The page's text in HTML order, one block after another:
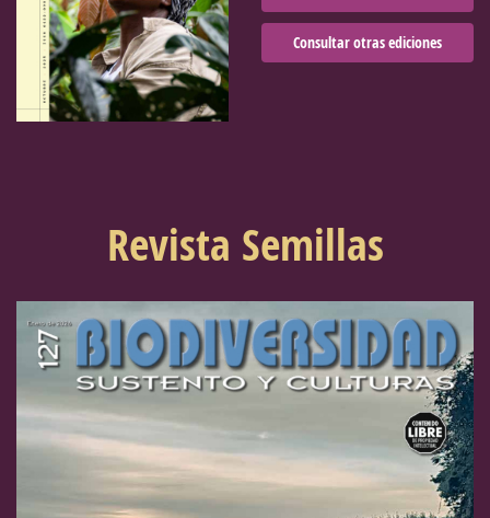
Consultar otras ediciones
Revista Semillas